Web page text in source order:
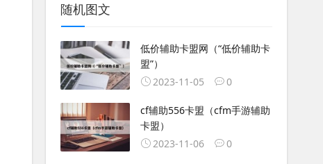
随机图文
低价辅助卡盟网（“低价辅助卡
盟”）
2023-11-05
0
cf辅助556卡盟（cfm手游辅助
卡盟）
2023-11-06
0